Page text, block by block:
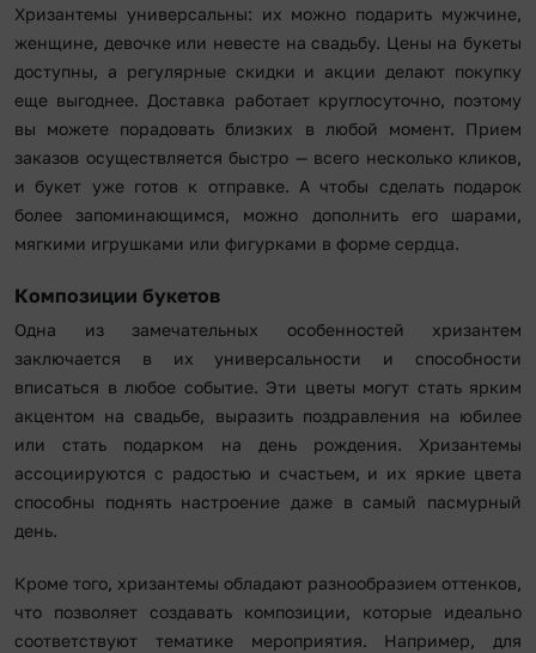
Хризантемы универсальны: их можно подарить мужчине,
женщине, девочке или невесте на свадьбу. Цены на букеты
доступны, а регулярные скидки и акции делают покупку
еще выгоднее. Доставка работает круглосуточно, поэтому
вы можете порадовать близких в любой момент. Прием
заказов осуществляется быстро — всего несколько кликов,
и букет уже готов к отправке. А чтобы сделать подарок
более запоминающимся, можно дополнить его шарами,
мягкими игрушками или фигурками в форме сердца.
Композиции букетов
Одна из замечательных особенностей хризантем
заключается в их универсальности и способности
вписаться в любое событие. Эти цветы могут стать ярким
акцентом на свадьбе, выразить поздравления на юбилее
или стать подарком на день рождения. Хризантемы
ассоциируются с радостью и счастьем, и их яркие цвета
способны поднять настроение даже в самый пасмурный
день.
Кроме того, хризантемы обладают разнообразием оттенков,
что позволяет создавать композиции, которые идеально
соответствуют тематике мероприятия. Например, для